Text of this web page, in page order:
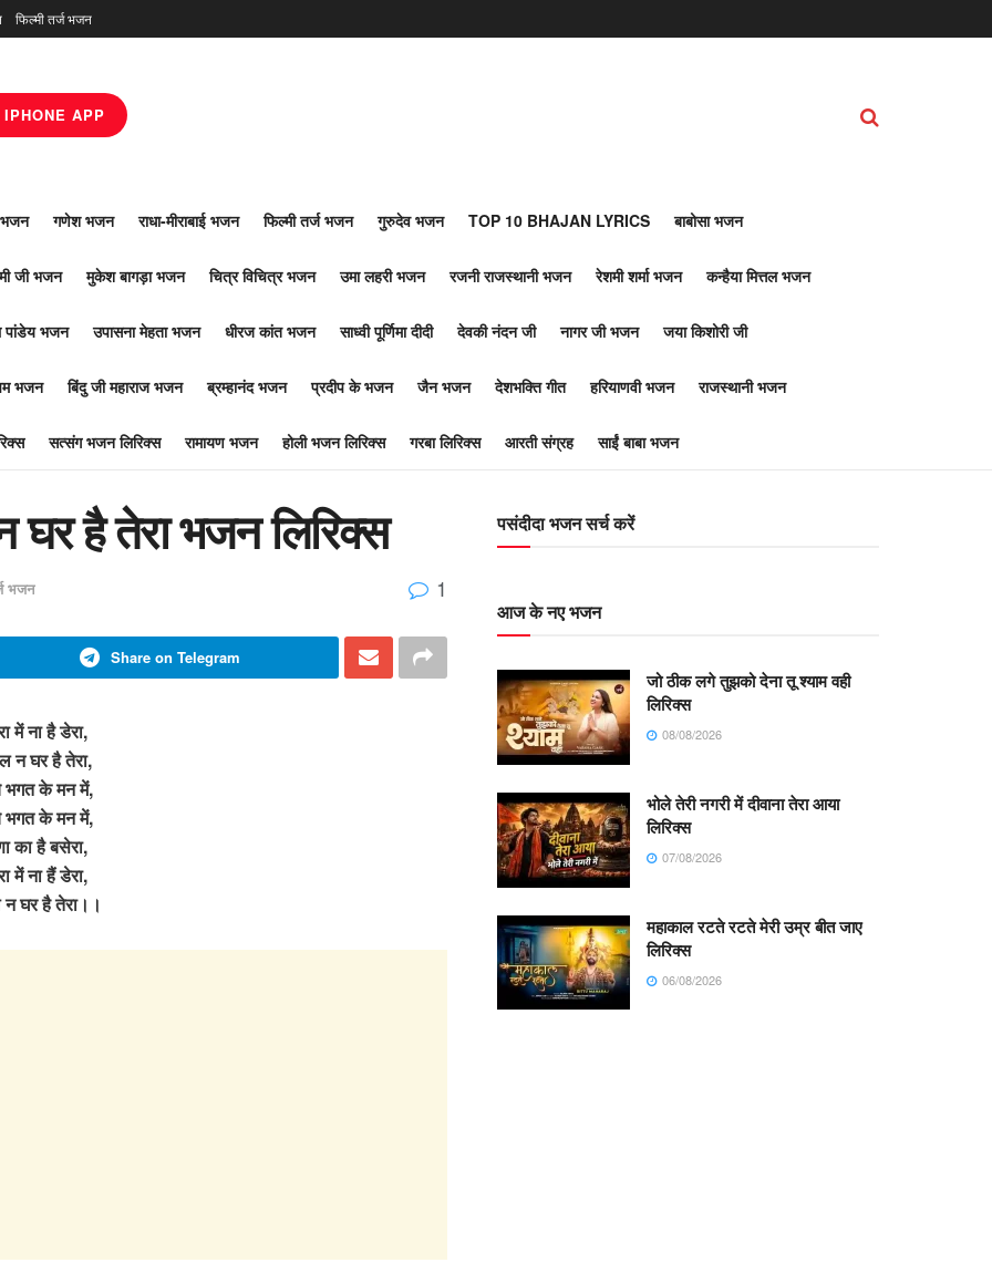
फिल्मी तर्ज भजन
IPHONE APP
भजन गणेश भजन राधा-मीराबाई भजन फिल्मी तर्ज भजन गुरुदेव भजन TOP 10 BHAJAN LYRICS बाबोसा भजन
जी भजन मुकेश बागड़ा भजन चित्र विचित्र भजन उमा लहरी भजन रजनी राजस्थानी भजन रेशमी शर्मा भजन कन्हैया मित्तल भजन
पांडेय भजन उपासना मेहता भजन धीरज कांत भजन साध्वी पूर्णिमा दीदी देवकी नंदन जी नागर जी भजन जया किशोरी जी
भजन बिंदु जी महाराज भजन ब्रम्हानंद भजन प्रदीप के भजन जैन भजन देशभक्ति गीत हरियाणवी भजन राजस्थानी भजन
सत्संग भजन लिरिक्स रामायण भजन होली भजन लिरिक्स गरबा लिरिक्स आरती संग्रह साईं बाबा भजन
घर है तेरा भजन लिरिक्स
भजन 1
Share on Telegram
में ना है डेरा,
न घर है तेरा,
भगत के मन में,
भगत के मन में,
का है बसेरा,
में ना हैं डेरा,
घर है तेरा।।
पसंदीदा भजन सर्च करें
आज के नए भजन
जो ठीक लगे तुझको देना तू श्याम वही
लिरिक्स
08/08/2026
भोले तेरी नगरी में दीवाना तेरा आया
लिरिक्स
07/08/2026
महाकाल रटते रटते मेरी उम्र बीत जाए
लिरिक्स
06/08/2026